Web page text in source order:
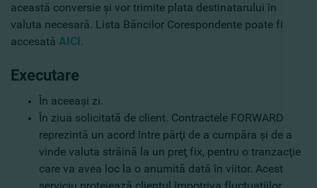
această conversie şi vor trimite plata destinatarului în
valuta necesară. Lista Băncilor Corespondente poate fi
accesată AICI.
Executare
În aceeaşi zi.
În ziua solicitată de client. Contractele FORWARD
reprezintă un acord între părţi de a cumpăra şi de a
vinde valuta străină la un preţ fix, pentru o tranzacţie
care va avea loc la o anumită dată în viitor. Acest